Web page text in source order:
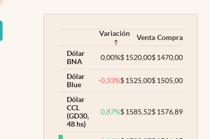
Variación Venta Compra
Dólar
BNA
0,00%$1520,00$1470,00
Dólar
Blue
-0,33%$1525,00$1505,00
Dólar
CCL
(GD30,
48 hs)
0,87%$1585,52$1576,89